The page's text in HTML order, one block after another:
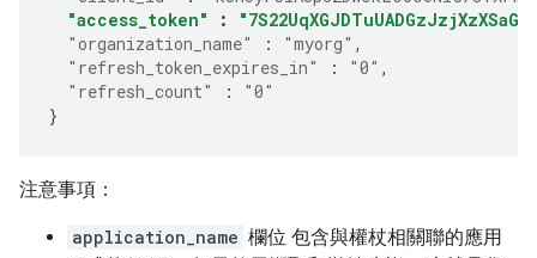
"access_token"
:
"organization_name"
: "myorg" ,
"refresh_token_expires_in"
: "0" ,
"refresh_count"
:
"0"
}
注意事項：
application_name 欄位 包含與權杖相關聯的應用